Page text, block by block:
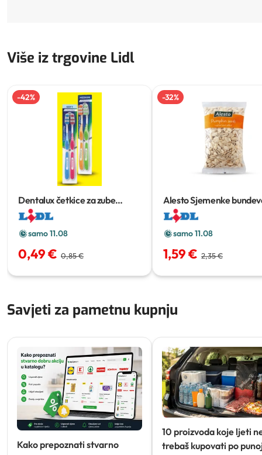
Više iz trgovine Lidl
-42%
Dentalux četkice za zube
classic2 kom
samo 11.08
0,49 € 0,85 €
-32%
Alesto Sjemenke
g
samo 11.08
1,59 € 2,35 €
Savjeti za pametnu kupnju
Kako prepoznati stvarno
10 proizvoda koje ljeti
trebaš kupovati po